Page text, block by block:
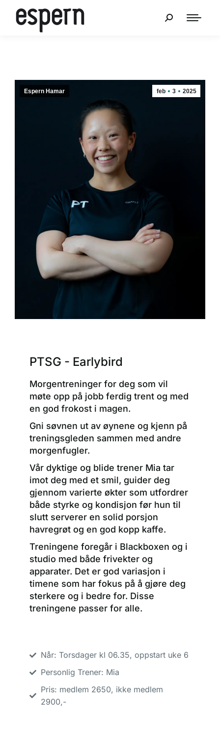
feb 3 2025
Espern Hamar
PTSG - Earlybird
Morgentreninger for deg som vil
møte opp på jobb ferdig trent og med
en god frokost i magen.
Gni søvnen ut av øynene og kjenn på
treningsgleden sammen med andre
morgenfugler.
Vår dyktige og blide trener Mia tar
imot deg med et smil, guider deg
gjennom varierte økter som utfordrer
både styrke og kondisjon før hun til
slutt serverer en solid porsjon
havregrøt og en god kopp kaffe.
Treningene foregår i Blackboxen og i
studio med både frivekter og
apparater. Det er god variasjon i
timene som har fokus på å gjøre deg
sterkere og i bedre for. Disse
treningene passer for alle.
Når: Torsdager kl 06.35, oppstart uke 6
Personlig Trener: Mia
Pris: medlem 2650, ikke medlem
2900,-